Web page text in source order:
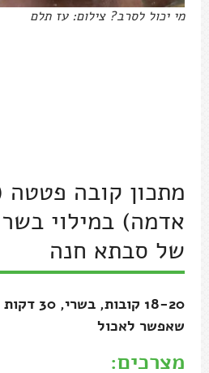
מי יכול לסרב? צילום: עז תלם
מתכון קובה פטטה
אדמה) במילוי
של סבתא חנה
18-20
שאפשר לאכול
מצרכים: